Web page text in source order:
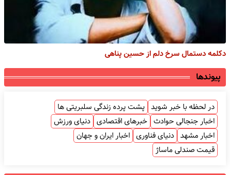
دکلمه دستمال سرخ دلم از حسین پناهی
پیوندها
در لحظه با خبر شوید پشت پرده زندگی سلبریتی ها
اخبار جنجالی حوادث خبرهای اقتصادی دنیای ورزش
اخبار مشهد دنیای فناوری اخبار ایران و جهان
قیمت صندلی ماساژ